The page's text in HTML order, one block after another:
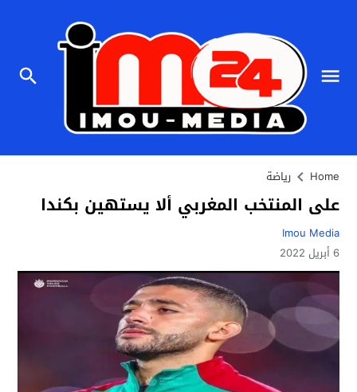
Home رياضة
على المنتخب المغربي ألا يستهين بكندا
Imou Media
6 أبريل 2022